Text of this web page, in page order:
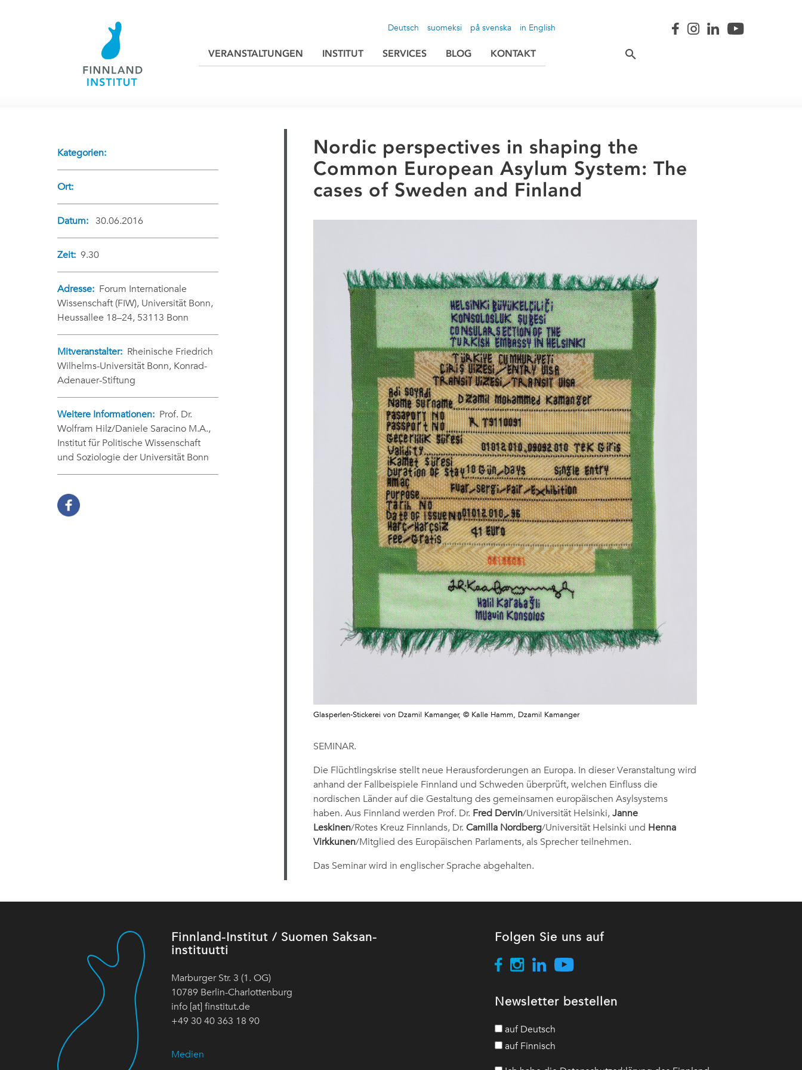
suomeksi
Deutsch på svenska in English
VERANSTALTUNGEN INSTITUT SERVICES BLOG KONTAKT
Kategorien:
Ort:
Datum: 30.06.2016
Zeit: 9.30
Adresse: Forum Internationale
Wissenschaft (FIW), Universität Bonn,
Heussallee 18–24, 53113 Bonn
Mitveranstalter: Rheinische Friedrich
Wilhelms-Universität Bonn, Konrad-
Adenauer-Stiftung
Weitere Informationen: Prof. Dr.
Wolfram Hilz/Daniele Saracino M.A.,
Institut für Politische Wissenschaft
und Soziologie der Universität Bonn
Nordic perspectives in shaping the
Common European Asylum System: The
cases of Sweden and Finland
Glasperlen-Stickerei von Dzamil Kamanger, © Kalle Hamm, Dzamil Kamanger
SEMINAR.
Die Flüchtlingskrise stellt neue Herausforderungen an Europa. In dieser Veranstaltung wird
anhand der Fallbeispiele Finnland und Schweden überprüft, welchen Einfluss die
nordischen Länder auf die Gestaltung des gemeinsamen europäischen Asylsystems
haben. Aus Finnland werden Prof. Dr. Fred Dervin/Universität Helsinki, Janne
Leskinen/Rotes Kreuz Finnlands, Dr. Camilla Nordberg/Universität Helsinki und Henna
Virkkunen/Mitglied des Europäischen Parlaments, als Sprecher teilnehmen.
Das Seminar wird in englischer Sprache abgehalten.
Finnland-Institut / Suomen Saksan-
instituutti
Marburger Str. 3 (1. OG)
10789 Berlin-Charlottenburg
info [at] finstitut.de
+49 30 40 363 18 90
Medien
Folgen Sie uns auf
Newsletter bestellen
auf Deutsch
auf Finnisch